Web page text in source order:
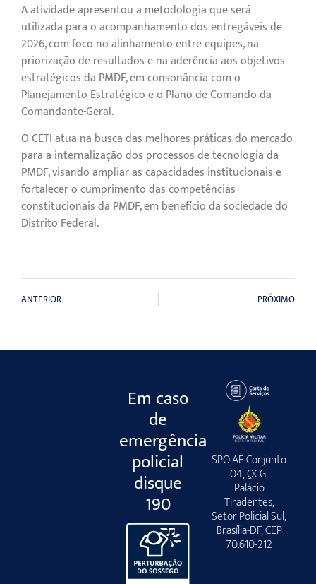
A atividade apresentou a metodologia que será
utilizada para o acompanhamento dos entregáveis de
2026, com foco no alinhamento entre equipes, na
priorização de resultados e na aderência aos objetivos
estratégicos da PMDF, em consonância com o
Planejamento Estratégico e o Plano de Comando da
Comandante-Geral.
O CETI atua na busca das melhores práticas do mercado
para a internalização dos processos de tecnologia da
PMDF, visando ampliar as capacidades institucionais e
fortalecer o cumprimento das competências
constitucionais da PMDF, em benefício da sociedade do
Distrito Federal.
ANTERIOR PRÓXIMO
Em caso
de
emergência
policial
disque
190
SPO AE Conjunto
04, QCG,
Palácio
Tiradentes,
Setor Policial Sul,
Brasília-DF, CEP
70.610-212